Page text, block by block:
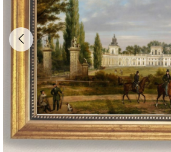
alto padrão da sua casa. Nosso acervo
pintores renomados
, resgatando
das obras doséculo XIX. Produção artesanal
molduras emMadeira Maciçae impressão
QUALIDADE DE MUSEU
Curadoria das Campanhas
A seleção de obras-primas apresentadas em
sociais, reunidas aqui para sua apreciação.